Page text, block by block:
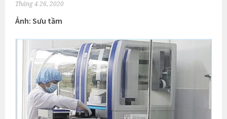
Tháng 4 26, 2020
Ảnh: Sưu tầm